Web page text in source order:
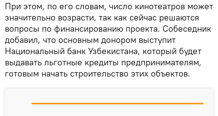
При этом, по его словам, число кинотеатров может
значительно возрасти, так как сейчас решаются
вопросы по финансированию проекта. Собеседник
добавил, что основным донором выступит
Национальный банк Узбекистана, который будет
выдавать льготные кредиты предпринимателям,
готовым начать строительство этих объектов.